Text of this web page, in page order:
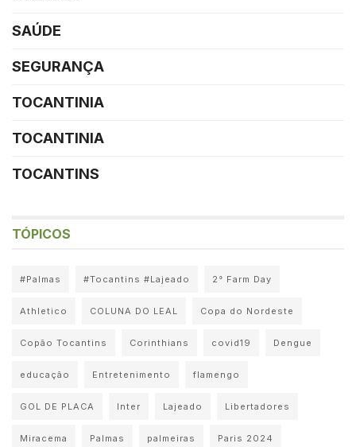
SAÚDE
SEGURANÇA
TOCANTINIA
TOCANTINIA
TOCANTINS
TÓPICOS
#Palmas #Tocantins #Lajeado 2° Farm Day
Athletico COLUNA DO LEAL Copa do Nordeste
Copão Tocantins Corinthians covid19 Dengue
educação Entretenimento flamengo
GOL DE PLACA Inter Lajeado Libertadores
Miracema Palmas palmeiras Paris 2024